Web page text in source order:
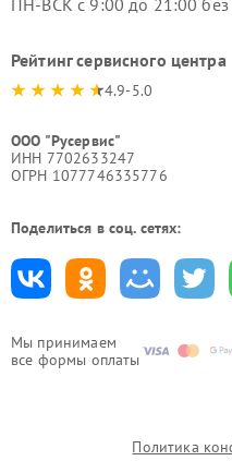
Мы принимаем
все формы оплаты
Рейтинг сервисного центра
4.9-5.0
ООО "Русервис"
ИНН 7702633247
ОГРН 1077746335776
Поделиться в соц. сетях:
Политика